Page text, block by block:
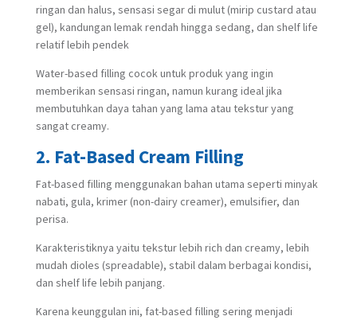
ringan dan halus, sensasi segar di mulut (mirip custard atau
gel), kandungan lemak rendah hingga sedang, dan shelf life
relatif lebih pendek
Water-based filling cocok untuk produk yang ingin
memberikan sensasi ringan, namun kurang ideal jika
membutuhkan daya tahan yang lama atau tekstur yang
sangat creamy.
2. Fat-Based Cream Filling
Fat-based filling menggunakan bahan utama seperti minyak
nabati, gula, krimer (non-dairy creamer), emulsifier, dan
perisa.
Karakteristiknya yaitu tekstur lebih rich dan creamy, lebih
mudah dioles (spreadable), stabil dalam berbagai kondisi,
dan shelf life lebih panjang.
Karena keunggulan ini, fat-based filling sering menjadi